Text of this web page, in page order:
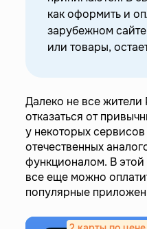
—Платежи через
—Оплата с помощью
Выпуск
—Сторонние сервисы
—Какой способ
—FAQ: популярные
зарубежных
как оформить и
зарубежном
или товары,
Далеко не все жители
отказаться от
у некоторых
отечественных
функционалом. В этой
все еще можно
популярные